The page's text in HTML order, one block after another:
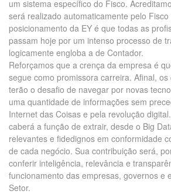
um sistema específico do Fisco.
será realizado automaticamente pelo
posicionamento da EY é que todas as
passam hoje por um intenso processo de
logicamente engloba a de Contador.
Reforçamos que a crença da empresa é
segue como promissora carreira. Afinal,
terão o desafio de navegar por novas
uma quantidade de informações sem
Internet das Coisas e pela revolução
caberá a função de extrair, desde o Big
relevantes e fidedignos em conformidade
de cada negócio. Sua contribuição será,
conferir inteligência, relevância e
funcionamento das empresas, governos e
Setor.